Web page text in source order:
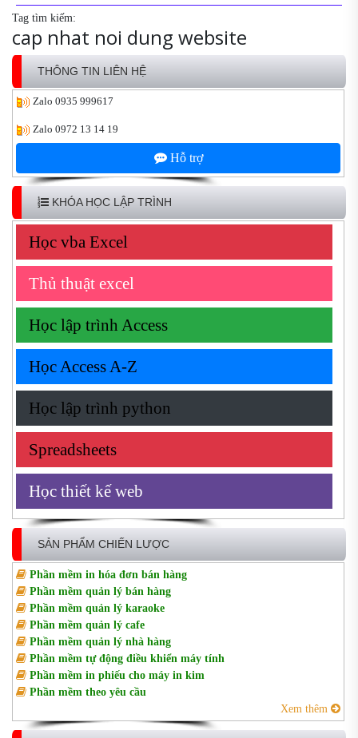
Tag tìm kiếm:
cap nhat noi dung website
THÔNG TIN LIÊN HỆ
Zalo 0935 999617
Zalo 0972 13 14 19
Hỗ trợ
KHÓA HỌC LẬP TRÌNH
Học vba Excel
Thủ thuật excel
Học lập trình Access
Học Access A-Z
Học lập trình python
Spreadsheets
Học thiết kế web
SẢN PHẨM CHIẾN LƯỢC
Phần mềm in hóa đơn bán hàng
Phần mềm quản lý bán hàng
Phần mềm quản lý karaoke
Phần mềm quản lý cafe
Phần mềm quản lý nhà hàng
Phần mềm tự động điều khiển máy tính
Phần mềm in phiếu cho máy in kim
Phần mềm theo yêu cầu
Xem thêm